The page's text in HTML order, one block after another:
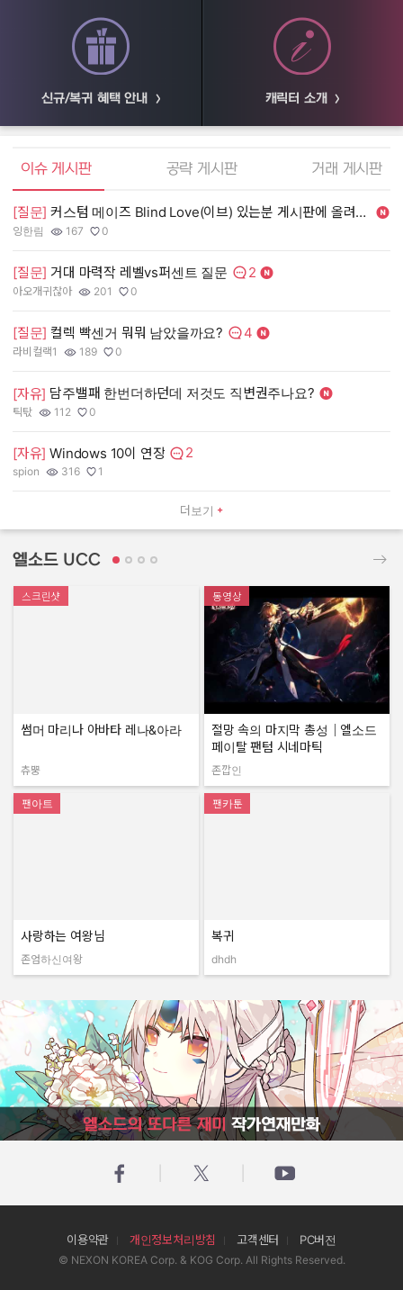
신규/복귀 혜택 안내 캐릭터 소개
엘소드 커뮤니티
이슈 게시판 공략 게시판 거래 게시판
더보기
[질문] 커스텀 메이즈 Blind Love(이브) 있는분 게시판에 올려주세여. 제가 사겠
작성자:
잉한림
조회수:
167
추천수:
0
[질문] 거대 마력작 레벨vs퍼센트 질문 댓글수:
2
작성자:
아오개귀찮아
조회수:
201
추천수:
0
[질문] 컬렉 빡센거 뭐뭐 남았을까요? 댓글수:
4
작성자:
라비컬랙1
조회수:
189
추천수:
0
[자유] 담주밸패 한번더하던데 저것도 직변권주나요?
작성자:
틱탃
조회수:
112
추천수:
0
[자유] Windows 10이 연장 댓글수:
2
작성자:
spion
조회수:
316
추천수:
1
엘소드 UCC
스크린샷
썸머 마리나 아바타 레나&아라
작성자:
츄뿡
동영상
절망 속의 마지막 총성｜엘소드
페이탈 팬텀 시네마틱
작성자:
존깝인
팬아트
사랑하는 여왕님
작성자:
존엄하신여왕
팬카툰
복귀
dhdh
엘소드의 또다른 재미 작가연재만화
이용약관 개인정보처리방침 고객센터 PC버전
© NEXON KOREA Corp. & KOG Corp. All Rights Reserved.